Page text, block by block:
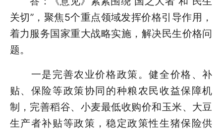
关切”，聚焦5个重点领域发挥价格引导作用，
着力服务国家重大战略实施，解决民生价格问
题。
一是完善农业价格政策。健全价格、补
贴、保险等政策协同的种粮农民收益保障机
制，完善稻谷、小麦最低收购价和玉米、大豆
生产者补贴等政策，稳定政策性生猪保险供